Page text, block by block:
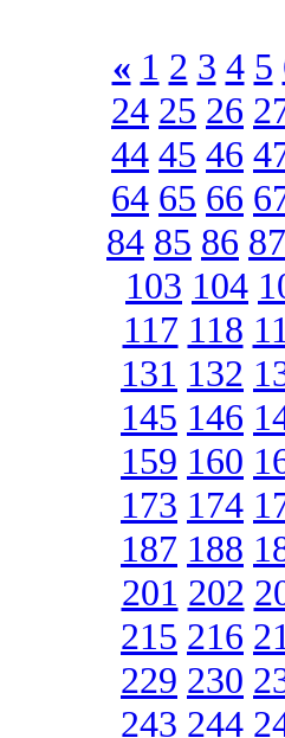
« 1 2 3 4 5
24 25 26
44 45 46
64 65 66
84 85 86 87
103 104
117 118
131 132
145 146
159 160
173 174
187 188
201 202
215 216
229 230
243 244